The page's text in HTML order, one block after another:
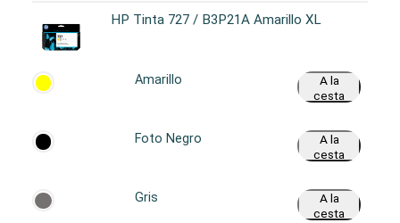
HP Tinta 727 / B3P21A Amarillo XL
Amarillo
A la
cesta
Foto Negro
A la
cesta
Gris
A la
cesta